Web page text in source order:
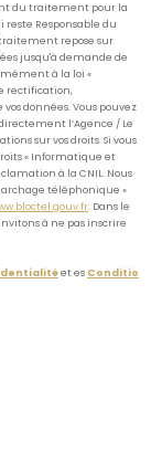
du traitement pour la
Responsable du
repose sur
jusqu'à demande de
à la loi «
rectification,
données. Vous pouvez
l’Agence / Le
sur vos droits. Si vous
« Informatique et
à la CNIL. Nous
téléphonique «
. Dans le
à ne pas inscrire
et es Conditio